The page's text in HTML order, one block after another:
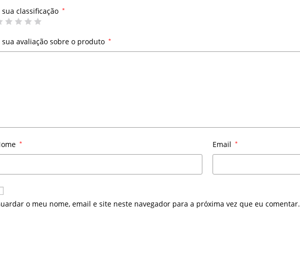
sua classificação *
sua avaliação sobre o produto *
* Email *
o meu nome, email e site neste navegador para a próxima vez que eu comentar.